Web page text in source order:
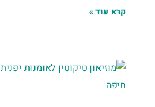
קרא עוד »